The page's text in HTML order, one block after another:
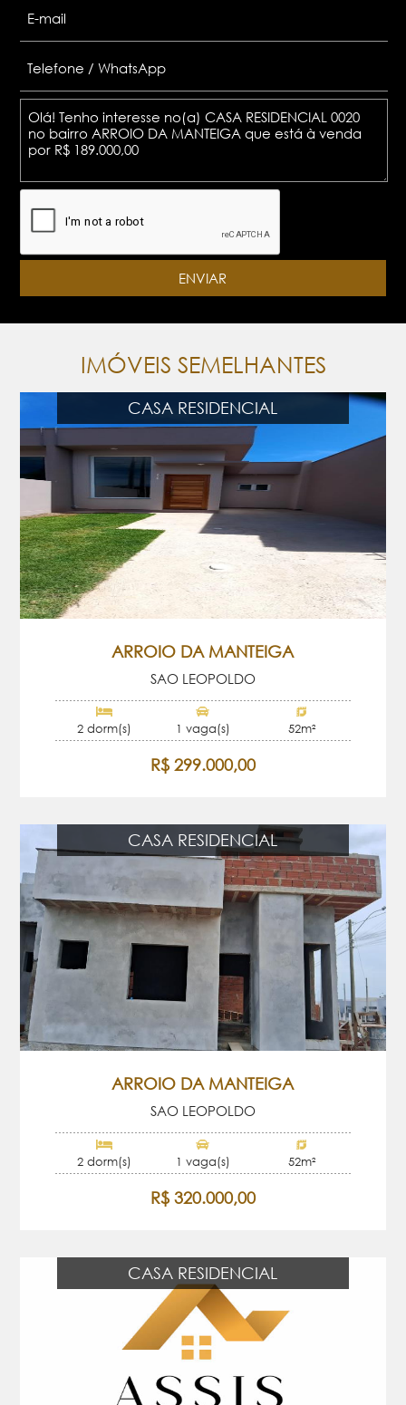
IMÓVEIS SEMELHANTES
CASA RESIDENCIAL
ARROIO DA MANTEIGA
SAO LEOPOLDO
2 dorm(s) 1 vaga(s) 52m²
R$ 299.000,00
CASA RESIDENCIAL
ARROIO DA MANTEIGA
SAO LEOPOLDO
2 dorm(s) 1 vaga(s) 52m²
R$ 320.000,00
CASA RESIDENCIAL